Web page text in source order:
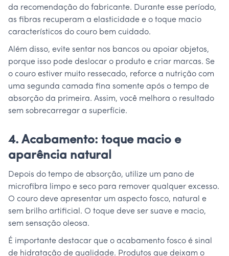
da recomendação do fabricante. Durante esse período,
as fibras recuperam a elasticidade e o toque macio
característicos do couro bem cuidado.
Além disso, evite sentar nos bancos ou apoiar objetos,
porque isso pode deslocar o produto e criar marcas. Se
o couro estiver muito ressecado, reforce a nutrição com
uma segunda camada fina somente após o tempo de
absorção da primeira. Assim, você melhora o resultado
sem sobrecarregar a superfície.
4. Acabamento: toque macio e
aparência natural
Depois do tempo de absorção, utilize um pano de
microfibra limpo e seco para remover qualquer excesso.
O couro deve apresentar um aspecto fosco, natural e
sem brilho artificial. O toque deve ser suave e macio,
sem sensação oleosa.
É importante destacar que o acabamento fosco é sinal
de hidratação de qualidade. Produtos que deixam o